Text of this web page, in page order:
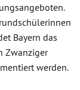
Bayern das
Zwanziger
werden.